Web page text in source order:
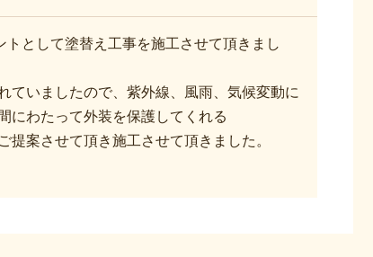
として塗替え工事を施工させて頂きまし
ていましたので、紫外線、風雨、気候変動に
にわたって外装を保護してくれる
提案させて頂き施工させて頂きました。